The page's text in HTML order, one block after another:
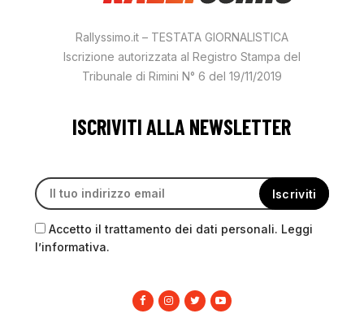
Rallyssimo.it – TESTATA GIORNALISTICA
Iscrizione autorizzata al Registro Stampa del
Tribunale di Rimini N° 6 del 19/11/2019
ISCRIVITI ALLA NEWSLETTER
Accetto il trattamento dei dati personali. Leggi
l’informativa.